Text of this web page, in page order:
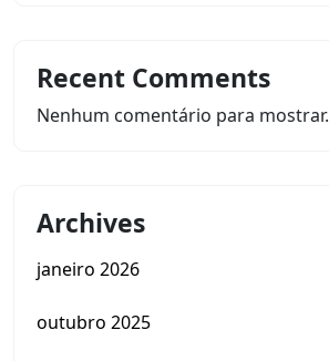
Recent Comments
Nenhum comentário para mostrar.
Archives
janeiro 2026
outubro 2025